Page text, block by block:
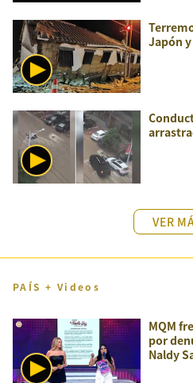
Japón
VER
PAÍS + Videos
MQM
por
Naldy